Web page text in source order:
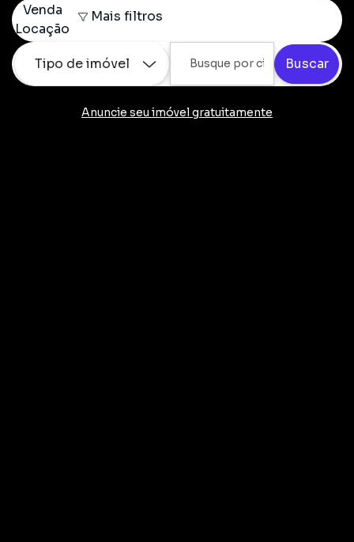
Venda
Locação
Mais filtros
Tipo de imóvel Buscar
Anuncie seu imóvel gratuitamente